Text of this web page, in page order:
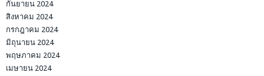
กันยายน 2024
สิงหาคม 2024
กรกฎาคม 2024
มิถุนายน 2024
พฤษภาคม 2024
เมษายน 2024